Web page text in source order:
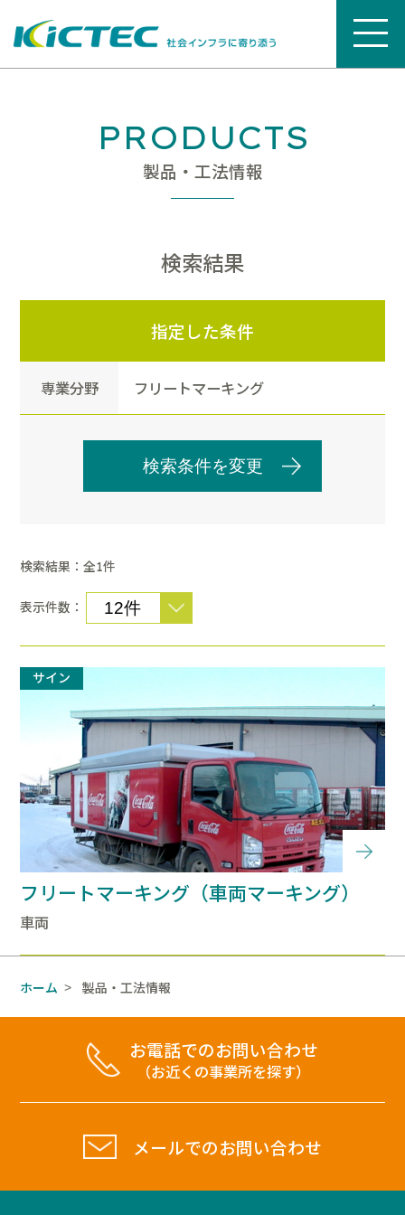
PRODUCTS
製品・工法情報
検索結果
指定した条件
専業分野 フリートマーキング
検索条件を変更
検索結果：全1件
表示件数：
サイン
フリートマーキング（車両マーキング）
車両
ホーム > 製品・工法情報
お電話でのお問い合わせ
（お近くの事業所を探す）
メールでのお問い合わせ